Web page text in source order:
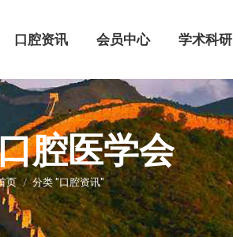
口腔资讯 会员中心 学术科研
腔医学会
您在这里：
页 分类 "口腔资讯"